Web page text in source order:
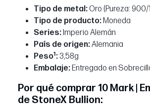
Tipo de metal:Oro (Pureza:
Tipo de producto:Moneda
Series:Imperio Alemán
País de origen:Alemania
Peso1: 3,58g
Embalaje:Entregado en
Por qué comprar 10 Mark |
de StoneX Bullion: